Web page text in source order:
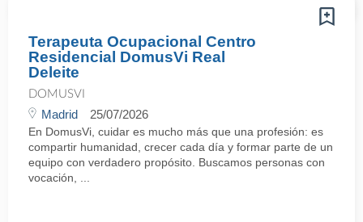
Terapeuta Ocupacional Centro
Residencial DomusVi Real
Deleite
DOMUSVI
Madrid 25/07/2026
En DomusVi, cuidar es mucho más que una profesión: es
compartir humanidad, crecer cada día y formar parte de un
equipo con verdadero propósito. Buscamos personas con
vocación, ...